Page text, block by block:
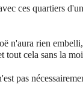
ces quartiers
n'aura rien
tout cela sans la
pas